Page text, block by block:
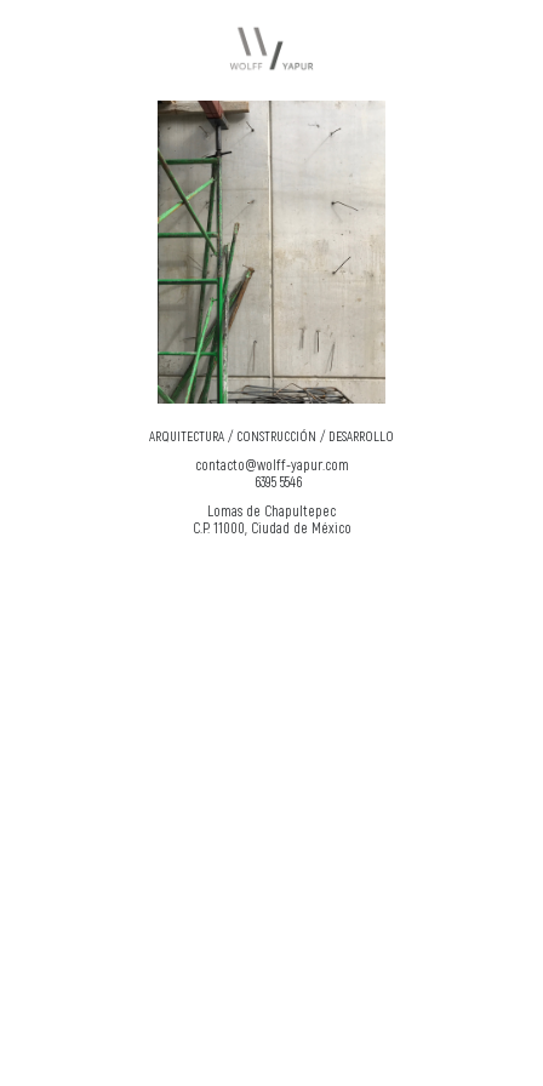
ARQUITECTURA / CONSTRUCCIÓN / DESARROLLO
contacto@wolff-yapur.com
6395 5546
Lomas de Chapultepec
C.P. 11000, Ciudad de México